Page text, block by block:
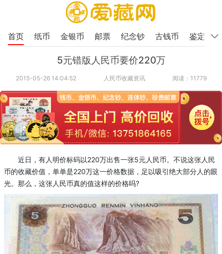
首页 纸币 金银币 邮票 纪念钞 古钱币 鉴定
5元错版人民币要价220万
2015-05-26 14:04:52 人民币收藏资讯 阅读：11779
近日，有人明价标码以220万出售一张5元人民币。不说这张人民
币的收藏价值，单单是220万这一价格数据，足以吸引绝大部分人的眼
光。那么，这张人民币真的值这样的价格吗?